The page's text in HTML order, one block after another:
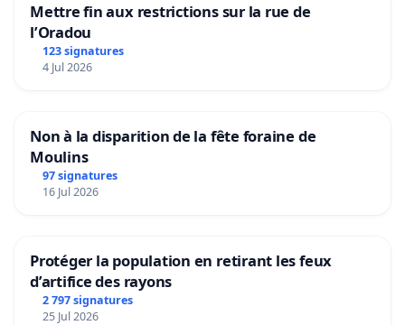
Mettre fin aux restrictions sur la rue de
l’Oradou
123 signatures
4 Jul 2026
Non à la disparition de la fête foraine de
Moulins
97 signatures
16 Jul 2026
Protéger la population en retirant les feux
d’artifice des rayons
2 797 signatures
25 Jul 2026